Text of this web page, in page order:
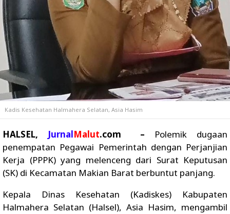
Kadis Kesehatan Halmahera Selatan, Asia Hasim
HALSEL, JurnalMalut.com – Polemik dugaan
penempatan Pegawai Pemerintah dengan Perjanjian
Kerja (PPPK) yang melenceng dari Surat Keputusan
(SK) di Kecamatan Makian Barat berbuntut panjang.
Kepala Dinas Kesehatan (Kadiskes) Kabupaten
Halmahera Selatan (Halsel), Asia Hasim, mengambil